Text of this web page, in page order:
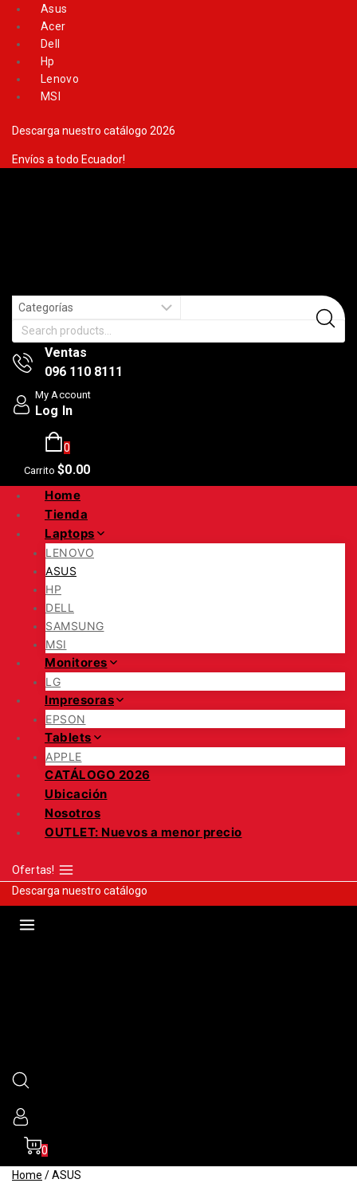
Skip
content
Asus
Acer
Dell
Hp
Lenovo
MSI
Descarga nuestro catálogo 2026
Envíos a todo Ecuador!
Search
for:
Ventas
096 110 8111
My Account
Log In
0
Carrito $0.00
Home
Tienda
Laptops
LENOVO
ASUS
HP
DELL
SAMSUNG
MSI
Monitores
LG
Impresoras
EPSON
Tablets
APPLE
CATÁLOGO 2026
Ubicación
Nosotros
OUTLET: Nuevos a menor precio
Ofertas!
Descarga nuestro catálogo
0
Home /ASUS